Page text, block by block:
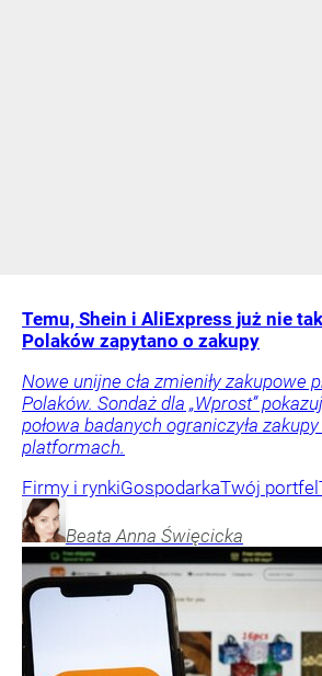
Temu, Shein i AliExpress już nie
Polaków zapytano o zakupy
Nowe unijne cła zmieniły zakupowe
Polaków. Sondaż dla „Wprost”
połowa badanych ograniczyła
platformach.
Firmy i rynkiGospodarkaTwój portfel
Beata Anna Święcicka